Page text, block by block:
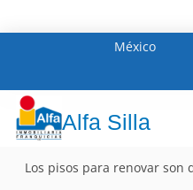
México
Alfa Silla
Los pisos para renovar